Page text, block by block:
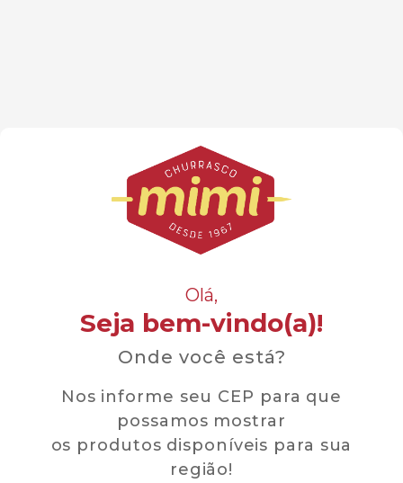
Olá,
Seja bem-vindo(a)!
Onde você está?
Nos informe seu CEP para que
possamos mostrar
os produtos disponíveis para sua
região!